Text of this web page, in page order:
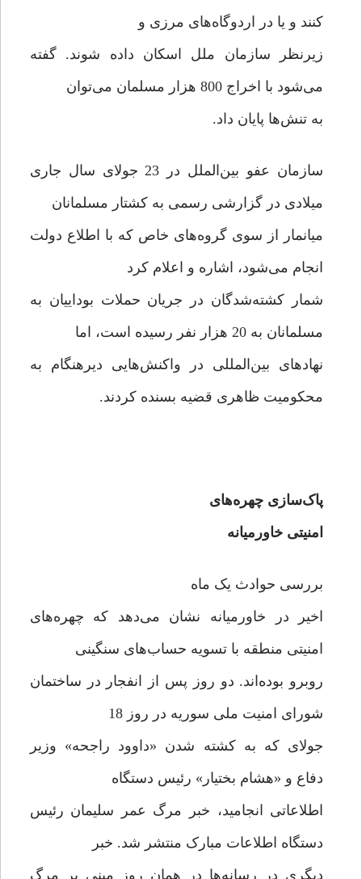
کنند و یا در اردوگاه‌های مرزی و
زیرنظر سازمان ملل اسکان داده شوند. گفته
می‌شود با اخراج 800 هزار مسلمان می‌توان
به تنش‌ها پایان داد.
سازمان عفو بین‌الملل در 23 جولای سال جاری
میلادی در گزارشی رسمی به کشتار مسلمانان
میانمار از سوی گروه‌های خاص که با اطلاع دولت
انجام می‌شود، اشاره و اعلام کرد
شمار کشته‌شدگان در جریان حملات بوداییان به
مسلمانان به 20 هزار نفر رسیده است، اما
نهادهای بین‌المللی در واکنش‌هایی دیرهنگام به
محکومیت ظاهری قضیه بسنده کردند.
پاک‌سازی چهره‌های
امنیتی خاورمیانه
بررسی حوادث یک ماه
اخیر در خاورمیانه نشان می‌دهد که چهره‌های
امنیتی منطقه با تسویه حساب‌های سنگینی
روبرو بوده‌اند. دو روز پس از انفجار در ساختمان
شورای امنیت ملی سوریه در روز 18
جولای که به کشته شدن «داوود راجحه» وزیر
دفاع و «هشام بختیار» رئیس دستگاه
اطلاعاتی انجامید، خبر مرگ عمر سلیمان رئیس
دستگاه اطلاعات مبارک منتشر شد. خبر
دیگری در رسانه‌ها در همان روز مبنی بر مرگ